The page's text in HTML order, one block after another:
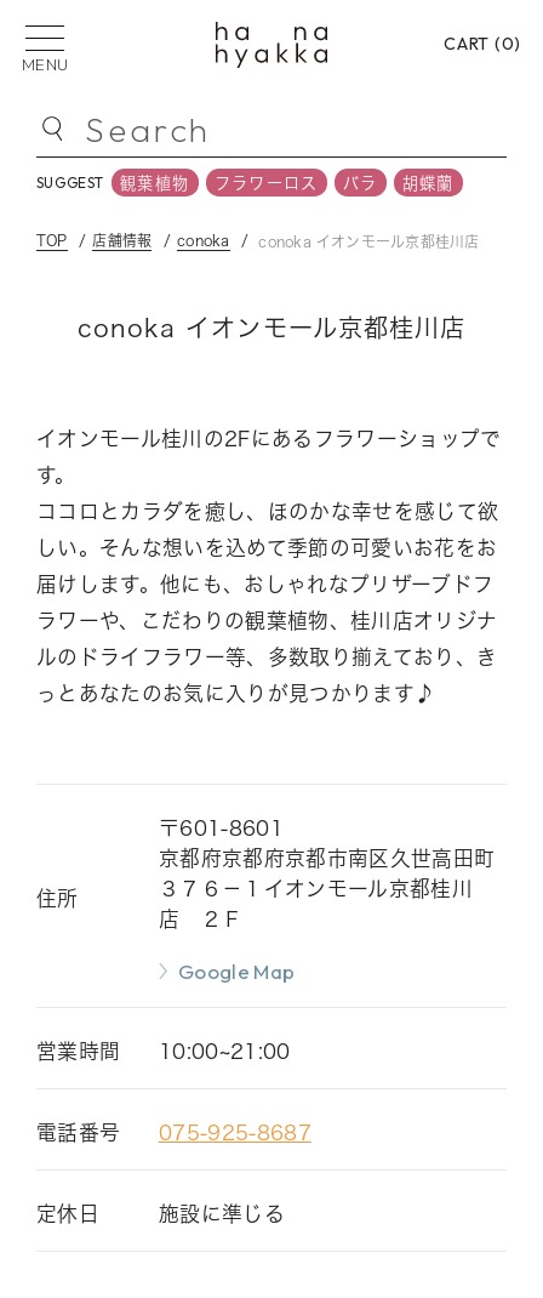
MENU
CART (0)
Search
SUGGEST 観葉植物 フラワーロス バラ 胡蝶蘭
観葉植物 フラワーロス バラ 胡蝶蘭
フラワーロス 花束 フラワーアレンジメン
贈る用途から選ぶ
花の色から選ぶ
花の種類から選ぶ
コンシェルジュに相談
CLOSE
TOP 店舗情報 conoka conoka イオンモール京都桂川店
conoka イオンモール京都桂川店
イオンモール桂川の2Fにあるフラワーショップで
す。
ココロとカラダを癒し、ほのかな幸せを感じて欲
しい。そんな想いを込めて季節の可愛いお花をお
届けします。他にも、おしゃれなプリザーブドフ
ラワーや、こだわりの観葉植物、桂川店オリジナ
ルのドライフラワー等、多数取り揃えており、き
っとあなたのお気に入りが見つかります♪
住所
〒601-8601
京都府京都府京都市南区久世高田町
３７６－１イオンモール京都桂川
店 ２Ｆ
Google Map
営業時間 10:00~21:00
電話番号 075-925-8687
定休日 施設に準じる